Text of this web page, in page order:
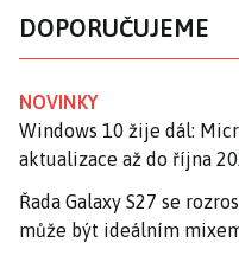
DOPORUČUJEME
NOVINKY
Windows 10 žije dál:
aktualizace až do října
Řada Galaxy S27 se
může být ideálním